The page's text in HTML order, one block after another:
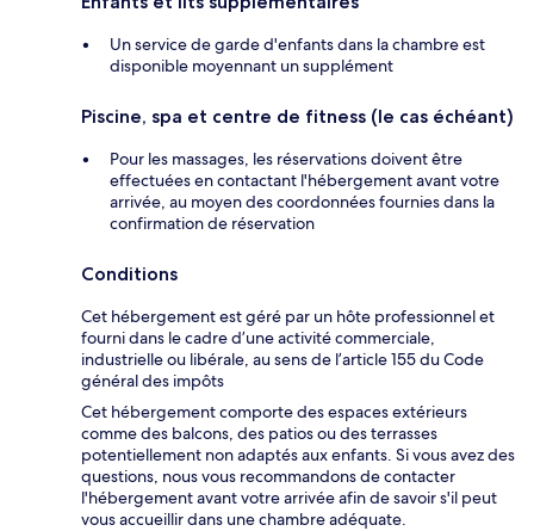
Un service de garde d'enfants dans la chambre est
disponible moyennant un supplément
Piscine, spa et centre de fitness (le cas échéant)
Pour les massages, les réservations doivent être
effectuées en contactant l'hébergement avant votre
arrivée, au moyen des coordonnées fournies dans la
confirmation de réservation
Conditions
Cet hébergement est géré par un hôte professionnel et
fourni dans le cadre d’une activité commerciale,
industrielle ou libérale, au sens de l’article 155 du Code
général des impôts
Cet hébergement comporte des espaces extérieurs
comme des balcons, des patios ou des terrasses
potentiellement non adaptés aux enfants. Si vous avez des
questions, nous vous recommandons de contacter
l'hébergement avant votre arrivée afin de savoir s'il peut
vous accueillir dans une chambre adéquate.